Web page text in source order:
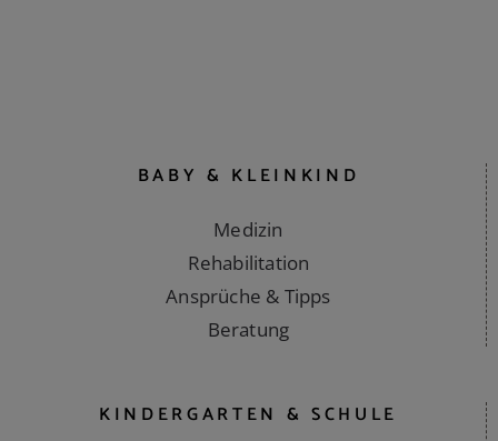
Medizin
Rehabilitation
Ansprüche & Tipps